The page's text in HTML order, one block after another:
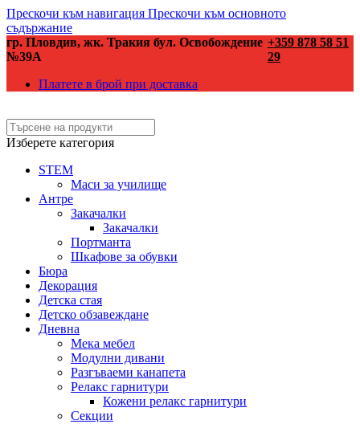
Прескочи към навигация Прескочи към основното
съдържание
гр. Пловдив, жк. Тракия бул. Освобождение
№39А
+359 878 58 51
29
Платете в брой при доставка
Изберете категория
STEM
Маси за училище
Антре
Закачалки
Закачалки
Портманта
Шкафове за обувки
Бюра
Декорация
Детска стая
Детско обзавеждане
Дневна
Мека мебел
Модулни дивани
Разгъваеми канапета
Релакс гарнитури
Кожени релакс гарнитури
Секции